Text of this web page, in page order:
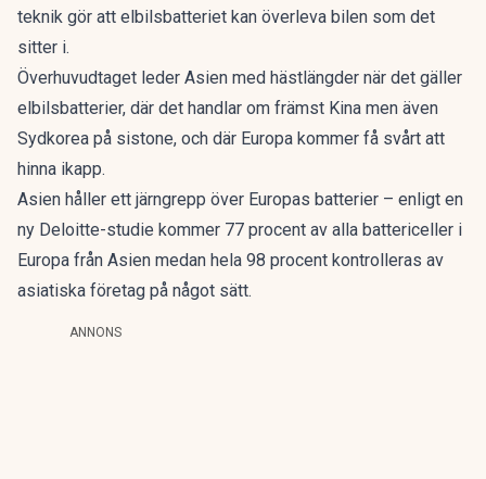
teknik gör att elbilsbatteriet kan överleva bilen som det
sitter i.
Överhuvudtaget leder Asien med hästlängder när det gäller
elbilsbatterier, där det handlar om främst Kina men även
Sydkorea på sistone, och där Europa kommer få svårt att
hinna ikapp.
Asien håller ett järngrepp över Europas batterier – enligt en
ny Deloitte-studie kommer 77 procent av alla battericeller i
Europa från Asien medan hela 98 procent kontrolleras av
asiatiska företag på något sätt.
ANNONS